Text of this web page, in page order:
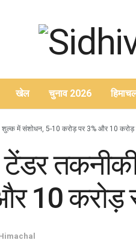
खेल चुनाव 2026
में संशोधन, 5-10 करोड़ पर 3% और 10
10 करोड़